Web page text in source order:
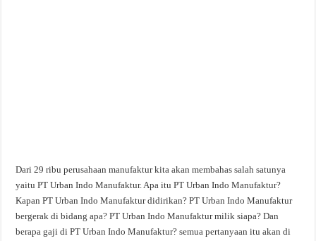
Dari 29 ribu perusahaan manufaktur kita akan membahas salah satunya
yaitu PT Urban Indo Manufaktur. Apa itu PT Urban Indo Manufaktur?
Kapan PT Urban Indo Manufaktur didirikan? PT Urban Indo Manufaktur
bergerak di bidang apa? PT Urban Indo Manufaktur milik siapa? Dan
berapa gaji di PT Urban Indo Manufaktur? semua pertanyaan itu akan di